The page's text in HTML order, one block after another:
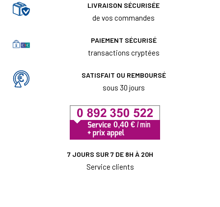
LIVRAISON SÉCURISÉE
de vos commandes
PAIEMENT SÉCURISÉ
transactions cryptées
SATISFAIT OU REMBOURSÉ
sous 30 jours
7 JOURS SUR 7 DE 8H À 20H
Service clients